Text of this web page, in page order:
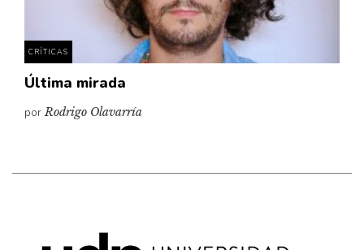
CRÍTICAS
Última mirada
porRodrigo Olavarría